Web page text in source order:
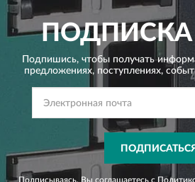
ПОДПИСКА
Подпишись, чтобы получать
предложениях, поступлениях,
ПОДПИСАТЬСЯ
Подписываясь, Вы соглашаетесь с